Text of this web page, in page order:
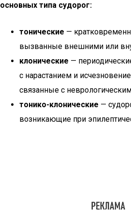
основных типа судорог:
тонические —
вызванные внешними или
клонические —
с нарастанием и
связанные с
тонико-клонические —
возникающие при